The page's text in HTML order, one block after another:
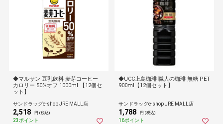
◆マルサン 豆乳飲料 麦芽コーヒー
カロリー 50%オフ 1000ml 【12個セ
ット】
サンドラッグe-shop JRE MALL店
2,518 円 (税込)
23ポイント
◆UCC上島珈琲 職人の珈琲 無糖 PET
900ml【12個セット】
サンドラッグe-shop JRE MALL店
1,788 円 (税込)
16ポイント